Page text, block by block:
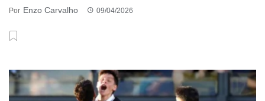
Por Enzo Carvalho 09/04/2026